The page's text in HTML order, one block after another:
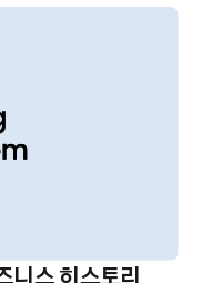
스 히스토리